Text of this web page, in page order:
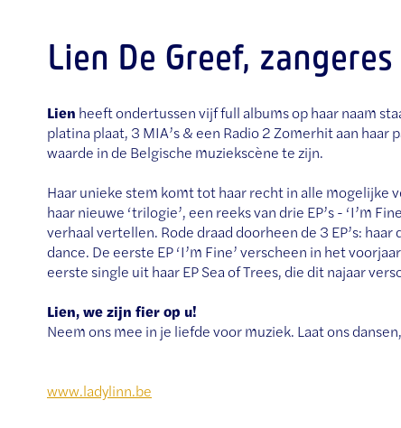
Lien De Greef,
Lien heeft ondertussen vijf full albums op haar naam
platina plaat, 3 MIA’s & een Radio 2 Zomerhit aan
waarde in de Belgische muziekscène te zijn.
Haar unieke stem komt tot haar recht in alle mogelijke
haar nieuwe ‘trilogie’, een reeks van drie EP’s - ‘I’m
verhaal vertellen. Rode draad doorheen de 3 EP’s:
dance. De eerste EP ‘I’m Fine’ verscheen in het
eerste single uit haar EP Sea of Trees, die dit najaar
Lien, we zijn fier op u!
Neem ons mee in je liefde voor muziek. Laat ons
www.ladylinn.be